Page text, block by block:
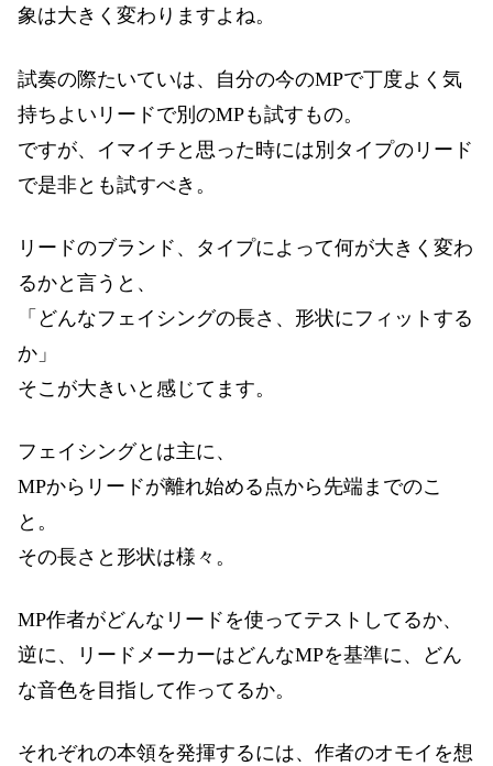
象は大きく変わりますよね。
試奏の際たいていは、自分の今のMPで丁度よく気
持ちよいリードで別のMPも試すもの。
ですが、イマイチと思った時には別タイプのリード
で是非とも試すべき。
リードのブランド、タイプによって何が大きく変わ
るかと言うと、
「どんなフェイシングの長さ、形状にフィットする
か」
そこが大きいと感じてます。
フェイシングとは主に、
MPからリードが離れ始める点から先端までのこ
と。
その長さと形状は様々。
MP作者がどんなリードを使ってテストしてるか、
逆に、リードメーカーはどんなMPを基準に、どん
な音色を目指して作ってるか。
それぞれの本領を発揮するには、作者のオモイを想